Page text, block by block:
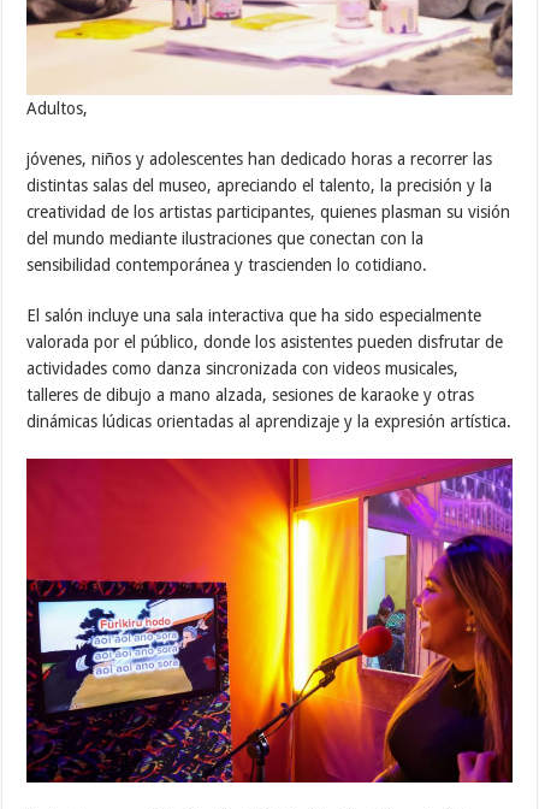
Adultos,
jóvenes, niños y adolescentes han dedicado horas a recorrer las
distintas salas del museo, apreciando el talento, la precisión y la
creatividad de los artistas participantes, quienes plasman su visión
del mundo mediante ilustraciones que conectan con la
sensibilidad contemporánea y trascienden lo cotidiano.
El salón incluye una sala interactiva que ha sido especialmente
valorada por el público, donde los asistentes pueden disfrutar de
actividades como danza sincronizada con videos musicales,
talleres de dibujo a mano alzada, sesiones de karaoke y otras
dinámicas lúdicas orientadas al aprendizaje y la expresión artística.